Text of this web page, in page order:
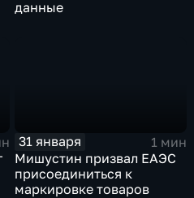
данные
31 января
1 мин
Мишустин призвал ЕАЭС
присоединиться к
маркировке товаров